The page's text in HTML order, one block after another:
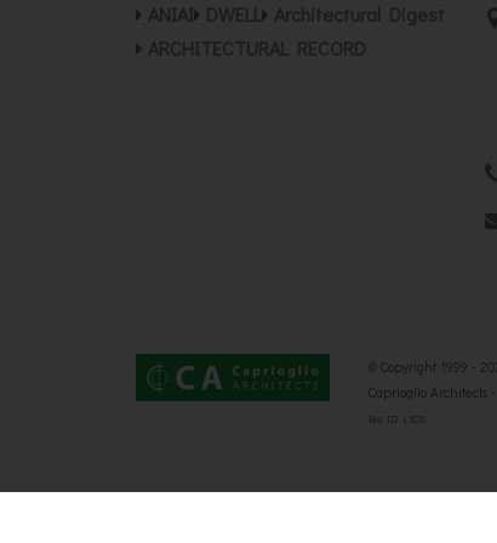
ANIAI DWELL Architectural Digest
ARCHITECTURAL RECORD
© Copyright 1999 -
Caprioglio Architects -
Rel ID L1C8